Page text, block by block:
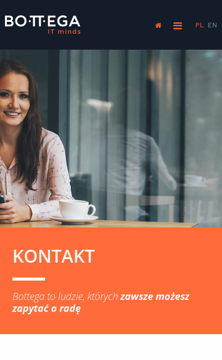
PL EN
KONTAKT
Bottega to ludzie, którychzawsze możesz
zapytać o radę